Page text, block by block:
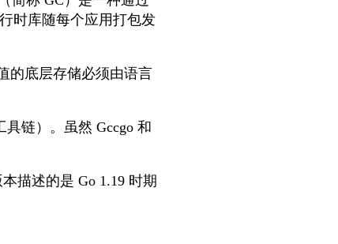
时库随每个应用打包发
的底层存储必须由语言
链）。虽然 Gccgo 和
描述的是 Go 1.19 时期